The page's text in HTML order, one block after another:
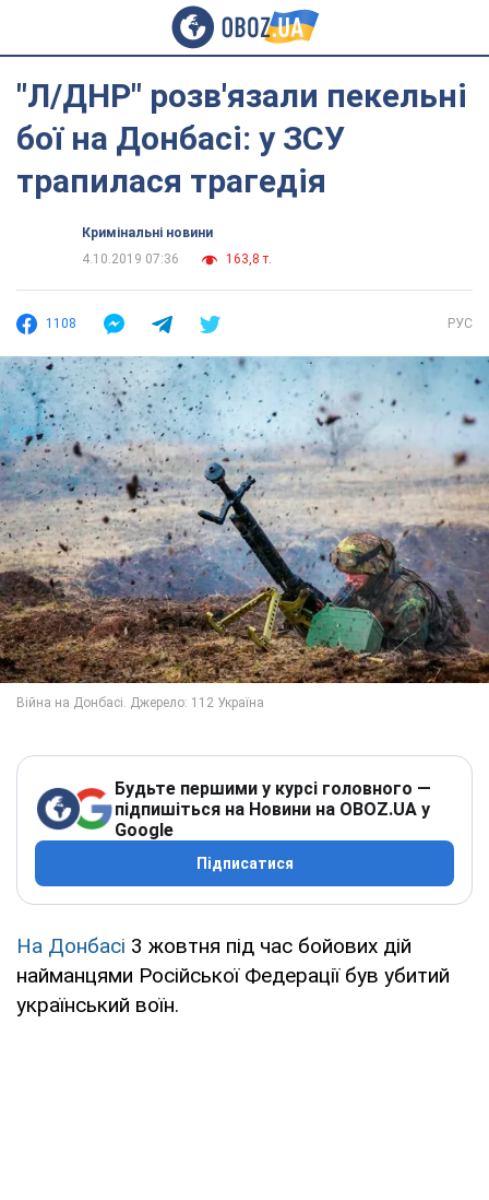
"Л/ДНР" розв'язали пекельні
бої на Донбасі: у ЗСУ
трапилася трагедія
Кримінальні новини
4.10.2019 07:36
163,8 т.
1108 РУС
Будьте першими у курсі головного —
підпишіться на Новини на OBOZ.UA у
Google
Підписатися
На Донбасі 3 жовтня під час бойових дій
найманцями Російської Федерації був убитий
український воїн.